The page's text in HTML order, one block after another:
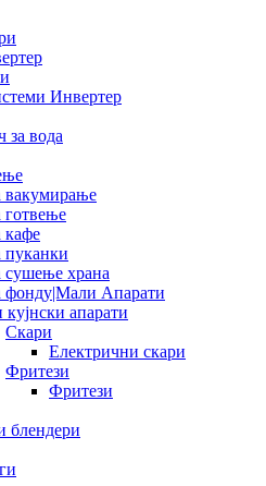
Инвертер
за вода
вакумирање
готвење
кафе
пуканки
сушење храна
фонду|Мали Апарати
апарати
Скари
Електрични скари
Фритези
Фритези
блендери